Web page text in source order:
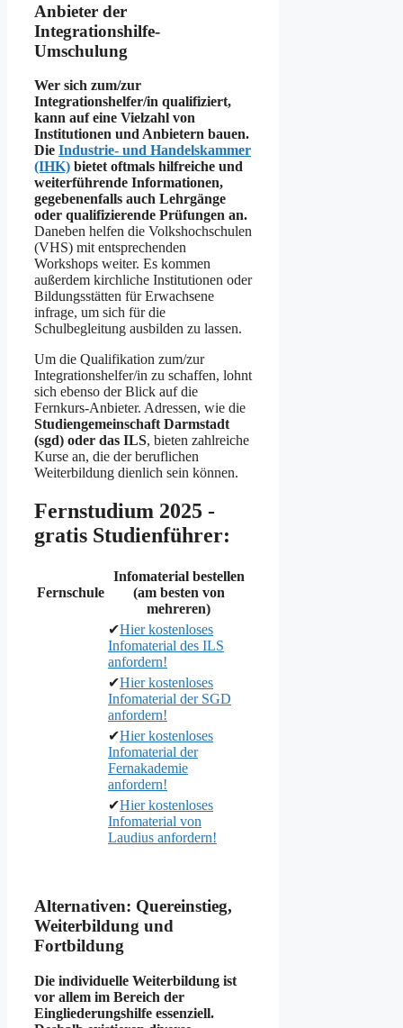
Anbieter der
Integrationshilfe-
Umschulung
Wer sich zum/zur
Integrationshelfer/in qualifiziert,
kann auf eine Vielzahl von
Institutionen und Anbietern bauen.
Die Industrie- und Handelskammer
(IHK) bietet oftmals hilfreiche und
weiterführende Informationen,
gegebenenfalls auch Lehrgänge
oder qualifizierende Prüfungen an.
Daneben helfen die Volkshochschulen
(VHS) mit entsprechenden
Workshops weiter. Es kommen
außerdem kirchliche Institutionen oder
Bildungsstätten für Erwachsene
infrage, um sich für die
Schulbegleitung ausbilden zu lassen.
Um die Qualifikation zum/zur
Integrationshelfer/in zu schaffen, lohnt
sich ebenso der Blick auf die
Fernkurs-Anbieter. Adressen, wie die
Studiengemeinschaft Darmstadt
(sgd) oder das ILS, bieten zahlreiche
Kurse an, die der beruflichen
Weiterbildung dienlich sein können.
Fernstudium 2025 -
gratis Studienführer:
Fernschule
Infomaterial bestellen
(am besten von
mehreren)
✔Hier kostenloses
Infomaterial des ILS
anfordern!
✔Hier kostenloses
Infomaterial der SGD
anfordern!
✔Hier kostenloses
Infomaterial der
Fernakademie
anfordern!
✔Hier kostenloses
Infomaterial von
Laudius anfordern!
Alternativen: Quereinstieg,
Weiterbildung und
Fortbildung
Die individuelle Weiterbildung ist
vor allem im Bereich der
Eingliederungshilfe essenziell.